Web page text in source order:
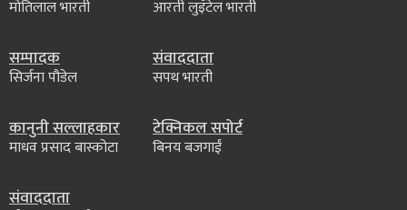
मोतिलाल भारती आरती लुइँटेल भारती
सम्पादक
सिर्जना पौडेल
संवाददाता
सपथ भारती
कानुनी सल्लाहकार
माधव प्रसाद बास्कोटा
टेक्निकल सपोर्ट
बिनय बजगाईं
संवाददाता